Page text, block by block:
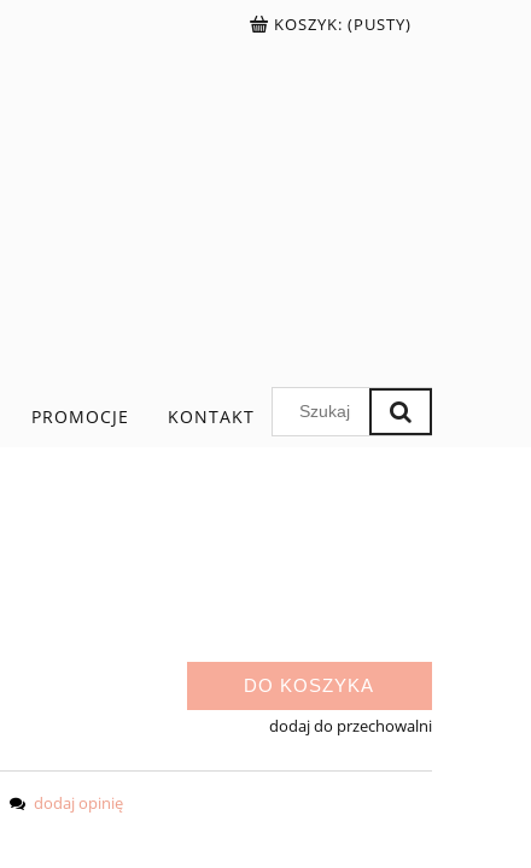
KOSZYK: (PUSTY)
PROMOCJE KONTAKT
DO KOSZYKA
dodaj do przechowalni
dodaj opinię